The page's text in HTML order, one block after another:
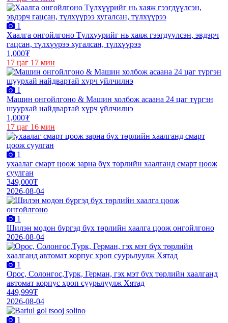
1
Хаалга онгойлгоно Түлхүүрийг нь хаяж гээгдүүлсэн, эвдэрч
гацсан, түлхүүрээ хугалсан, түлхүүрээ
1,000₮
17 цаг 17 мин
1
Машин онгойлгоно & Машин холбож асаана 24 цаг түргэн
шуурхай найдвартай хүрч үйлчилнэ
1,000₮
17 цаг 16 мин
1
ухаалаг смарт цоож зарна бүх төрлийн хаалганд смарт цоож
суулган
349,000₮
2026-08-04
1
Шилэн модон бүргэд бүх төрлийн хаалга цоож онгойлгоно
2026-08-04
1
Орос, Солонгос,Турк, Герман, гэх мэт бүх төрлийн хаалганд
автомат корпус хроп суурьлуулж Хятад
449,999₮
2026-08-04
1